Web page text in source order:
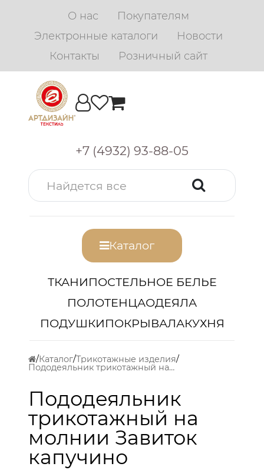
О нас
Покупателям
Электронные каталоги
Новости
Контакты
Розничный сайт
+7 (4932) 93-88-05
Каталог
ТКАНИПОСТЕЛЬНОЕ БЕЛЬЕ
ПОЛОТЕНЦАОДЕЯЛА
ПОДУШКИПОКРЫВАЛАКУХНЯ
Каталог Трикотажные изделия
Пододеяльник трикотажный на молнии Завиток капучино
Пододеяльник
трикотажный на
молнии Завиток
капучино